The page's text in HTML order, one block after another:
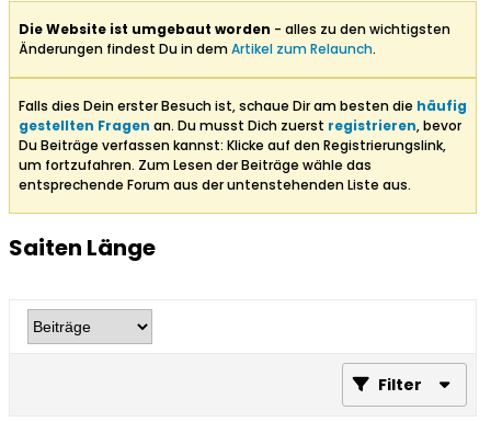
Die Website ist umgebaut worden - alles zu den wichtigsten
Änderungen findest Du in demArtikel zum Relaunch.
Falls dies Dein erster Besuch ist, schaue Dir am besten die häufig
gestellten Fragen an. Du musst Dich zuerst registrieren, bevor
Du Beiträge verfassen kannst: Klicke auf den Registrierungslink,
um fortzufahren. Zum Lesen der Beiträge wähle das
entsprechende Forum aus der untenstehenden Liste aus.
Saiten Länge
Filter